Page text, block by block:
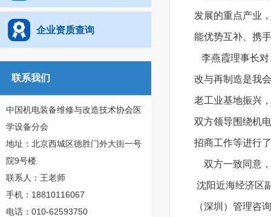
企业资质查询
联系我们
中国机电装备维修与改造技术协会医
学设备分会
地址：北京西城区德胜门外大街一号
院9号楼
联系人：王老师
手机：18810116067
电话：010-62593750
发展的重点产业
能优势互补、携
李燕霞理事长对
改与再制造是我
老工业基地振兴
双方领导围绕机
招商工作等进行
双方一致同意
沈阳近海经济区
（深圳）管理咨